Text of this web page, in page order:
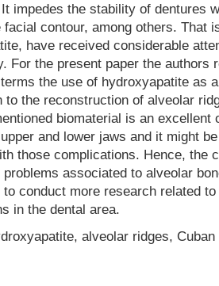
impedes the stability of dentures
facial contour, among others. That
have received considerable
For the present paper the authors
the use of hydroxyapatite as
to the reconstruction of alveolar
biomaterial is an excellent
and lower jaws and it might
those complications. Hence, the
problems associated to alveolar
to conduct more research related
in the dental area.
alveolar ridges,